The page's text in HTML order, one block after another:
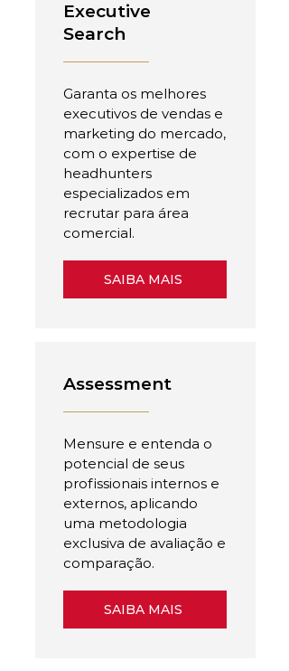
Executive
Search
Garanta os melhores
executivos de vendas e
marketing do mercado,
com o expertise de
headhunters
especializados em
recrutar para área
comercial.
SAIBA MAIS
Assessment
Mensure e entenda o
potencial de seus
profissionais internos e
externos, aplicando
uma metodologia
exclusiva de avaliação e
comparação.
SAIBA MAIS